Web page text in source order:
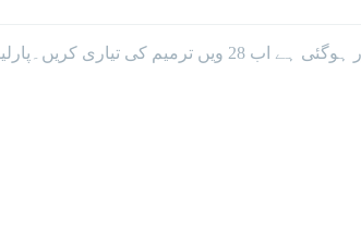
اسلام آباد: سینیٹر فیصل واوڈا نے دعویٰ کیا ہے کہ